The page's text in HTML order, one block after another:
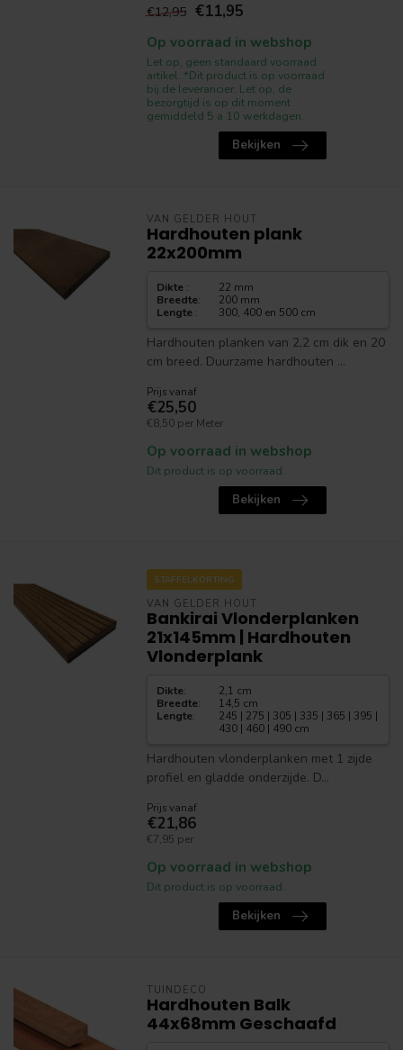
€12,95 €11,95
Op voorraad in webshop
Let op, geen standaard voorraad
artikel. *Dit product is op voorraad
bij de leverancier. Let op, de
bezorgtijd is op dit moment
gemiddeld 5 a 10 werkdagen.
Bekijken
VAN GELDER HOUT
Hardhouten plank
22x200mm
Dikte :
22 mm
Breedte:
200 mm
Lengte : 300, 400 en 500 cm
Hardhouten planken van 2,2 cm dik en 20
cm breed. Duurzame hardhouten ...
Prijs vanaf
€25,50
€8,50 per Meter
Op voorraad in webshop
Dit product is op voorraad.
Bekijken
STAFFELKORTING
VAN GELDER HOUT
Bankirai Vlonderplanken
21x145mm | Hardhouten
Vlonderplank
Dikte:
2,1 cm
Breedte:
14,5 cm
Lengte:
245 | 275 | 305 | 335 | 365 | 395 |
430 | 460 | 490 cm
Hardhouten vlonderplanken met 1 zijde
profiel en gladde onderzijde. D...
Prijs vanaf
€21,86
€7,95 per
Op voorraad in webshop
Dit product is op voorraad.
Bekijken
TUINDECO
Hardhouten Balk
44x68mm Geschaafd